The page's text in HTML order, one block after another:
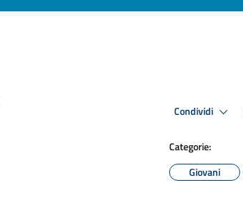
Condividi
Categorie:
Giovani